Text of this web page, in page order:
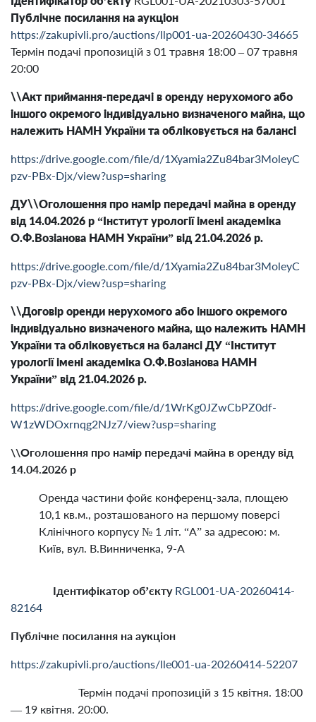
Публічне посилання на аукціон
https://zakupivli.pro/auctions/llp001-ua-20260430-34665
Термін подачі пропозицій з 01 травня 18:00 – 07 травня
20:00
\\Акт приймання-передачі в оренду нерухомого або
іншого окремого індивідуально визначеного майна, що
належить НАМН України та обліковується на балансі
https://drive.google.com/file/d/1Xyamia2Zu84bar3MoleyC
pzv-PBx-Djx/view?usp=sharing
ДУ\\Оголошення про намір передачі майна в оренду
від 14.04.2026 р “Інститут урології імені академіка
О.Ф.Возіанова НАМН України” від 21.04.2026 р.
https://drive.google.com/file/d/1Xyamia2Zu84bar3MoleyC
pzv-PBx-Djx/view?usp=sharing
\\Договір оренди нерухомого або іншого окремого
індивідуально визначеного майна, що належить НАМН
України та обліковується на балансі ДУ “Інститут
урології імені академіка О.Ф.Возіанова НАМН
України” від 21.04.2026 р.
https://drive.google.com/file/d/1WrKg0JZwCbPZ0df-
W1zWDOxrnqg2NJz7/view?usp=sharing
\\Оголошення про намір передачі майна в оренду від
14.04.2026 р
Оренда частини фойє конференц-зала, площею
10,1 кв.м., розташованого на першому поверсі
Клінічного корпусу № 1 літ. “А” за адресою: м.
Київ, вул. В.Винниченка, 9-А
Ідентифікатор об’єкту RGL001-UA-20260414-
82164
Публічне посилання на аукціон
https://zakupivli.pro/auctions/lle001-ua-20260414-52207
Термін подачі пропозицій з 15 квітня. 18:00
— 19 квітня. 20:00.